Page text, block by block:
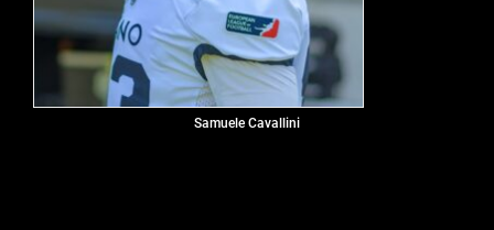
Samuele Cavallini